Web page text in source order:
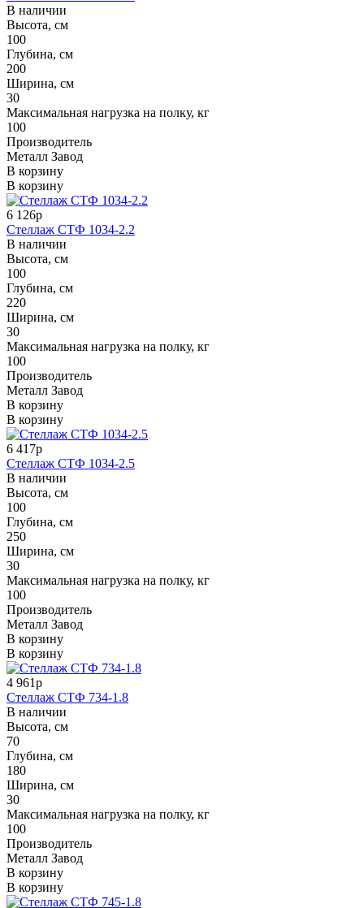
В наличии
Высота, см
100
Глубина, см
200
Ширина, см
30
Максимальная нагрузка на полку, кг
100
Производитель
Металл Завод
В корзину
В корзину
6 126р
Стеллаж СТФ 1034-2.2
В наличии
Высота, см
100
Глубина, см
220
Ширина, см
30
Максимальная нагрузка на полку, кг
100
Производитель
Металл Завод
В корзину
В корзину
6 417р
Стеллаж СТФ 1034-2.5
В наличии
Высота, см
100
Глубина, см
250
Ширина, см
30
Максимальная нагрузка на полку, кг
100
Производитель
Металл Завод
В корзину
В корзину
4 961р
Стеллаж СТФ 734-1.8
В наличии
Высота, см
70
Глубина, см
180
Ширина, см
30
Максимальная нагрузка на полку, кг
100
Производитель
Металл Завод
В корзину
В корзину